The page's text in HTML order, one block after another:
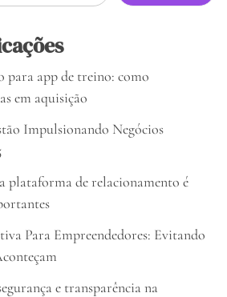
para app de treino: como
em aquisição
Impulsionando Negócios
plataforma de relacionamento é
Para Empreendedores: Evitando
e transparência na